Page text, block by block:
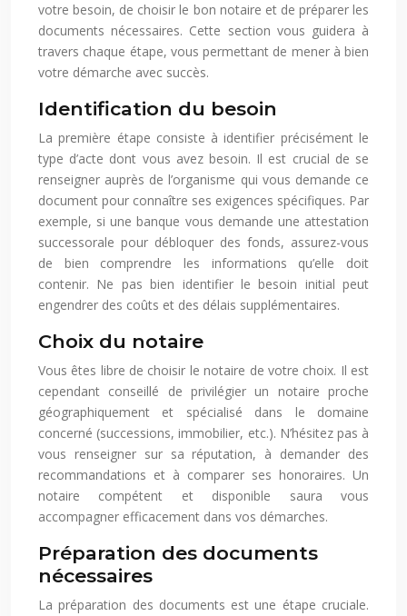
votre besoin, de choisir le bon notaire et de préparer les
documents nécessaires. Cette section vous guidera à
travers chaque étape, vous permettant de mener à bien
votre démarche avec succès.
Identification du besoin
La première étape consiste à identifier précisément le
type d’acte dont vous avez besoin. Il est crucial de se
renseigner auprès de l’organisme qui vous demande ce
document pour connaître ses exigences spécifiques. Par
exemple, si une banque vous demande une attestation
successorale pour débloquer des fonds, assurez-vous
de bien comprendre les informations qu’elle doit
contenir. Ne pas bien identifier le besoin initial peut
engendrer des coûts et des délais supplémentaires.
Choix du notaire
Vous êtes libre de choisir le notaire de votre choix. Il est
cependant conseillé de privilégier un notaire proche
géographiquement et spécialisé dans le domaine
concerné (successions, immobilier, etc.). N’hésitez pas à
vous renseigner sur sa réputation, à demander des
recommandations et à comparer ses honoraires. Un
notaire compétent et disponible saura vous
accompagner efficacement dans vos démarches.
Préparation des documents
nécessaires
La préparation des documents est une étape cruciale.